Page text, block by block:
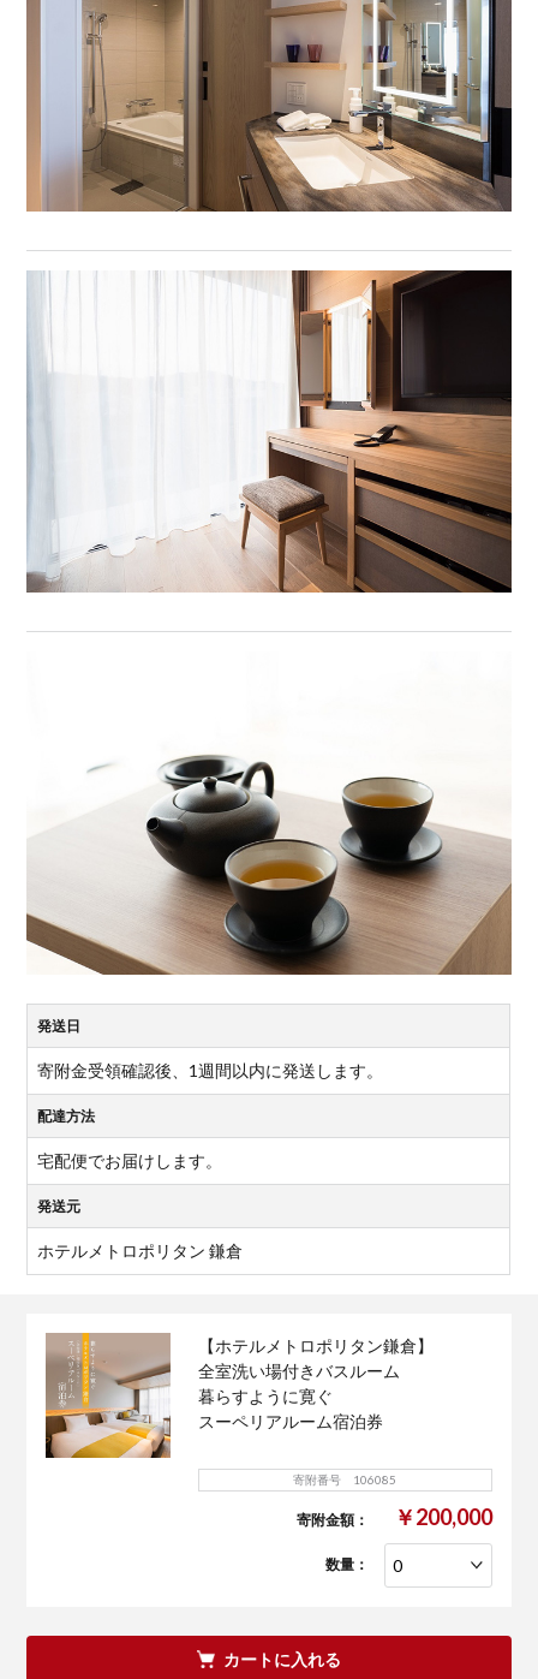
発送日
寄附金受領確認後、1週間以内に発送します。
配達方法
宅配便でお届けします。
発送元
ホテルメトロポリタン 鎌倉
【ホテルメトロポリタン鎌倉】
全室洗い場付きバスルーム
暮らすように寛ぐ
スーペリアルーム宿泊券
寄附番号 106085
寄附金額： ￥200,000
数量：
カートに入れる